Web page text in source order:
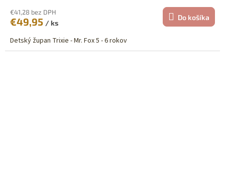
€41,28 bez DPH
€49,95 / ks
Do košíka
Detský župan Trixie - Mr. Fox 5 - 6 rokov